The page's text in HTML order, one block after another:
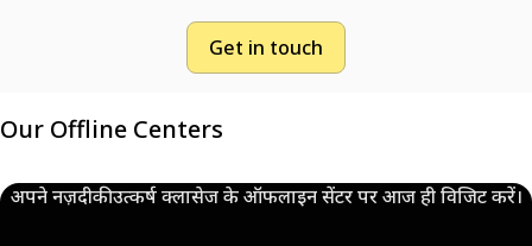
Get in touch
Our Offline Centers
अपने नज़दीकी उत्कर्ष क्लासेज के ऑफलाइन सेंटर पर आज ही विजिट करें।